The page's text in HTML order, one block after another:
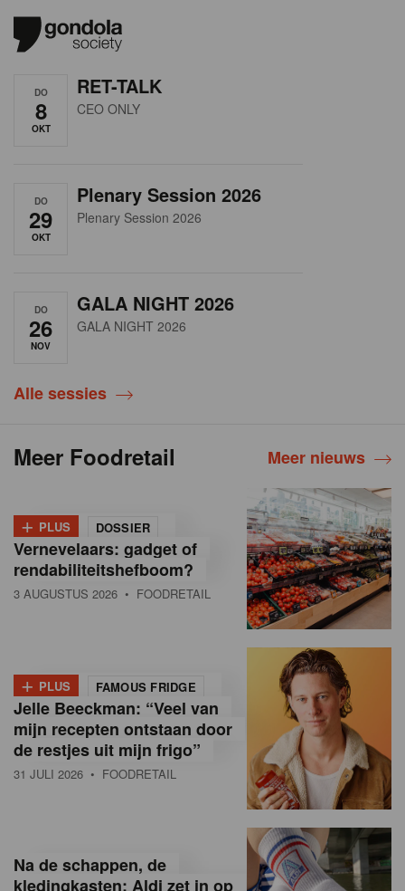
DO
8
OKT
RET-TALK
CEO ONLY
DO
29
OKT
Plenary Session 2026
Plenary Session 2026
DO
26
NOV
GALA NIGHT 2026
GALA NIGHT 2026
Alle sessies
Meer Foodretail Meer nieuws
+ PLUS DOSSIER
Vernevelaars: gadget of
rendabiliteitshefboom?
3 AUGUSTUS 2026 • FOODRETAIL
+ PLUS FAMOUS FRIDGE
Jelle Beeckman: “Veel van
mijn recepten ontstaan door
de restjes uit mijn frigo”
31 JULI 2026 • FOODRETAIL
Na de schappen, de
kledingkasten: Aldi zet in op